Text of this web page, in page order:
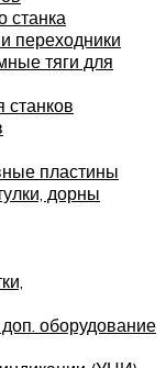
станка
переходники
тяги для
пластины
дорны
оборудование